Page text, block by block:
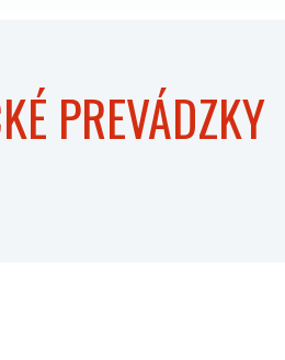
PREVÁDZKY